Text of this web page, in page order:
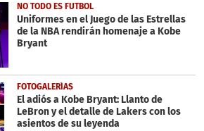
NO TODO ES FUTBOL
Uniformes en el Juego de las Estrellas
de la NBA rendirán homenaje a Kobe
Bryant
FOTOGALERÍAS
El adiós a Kobe Bryant: Llanto de
LeBron y el detalle de Lakers con los
asientos de su leyenda